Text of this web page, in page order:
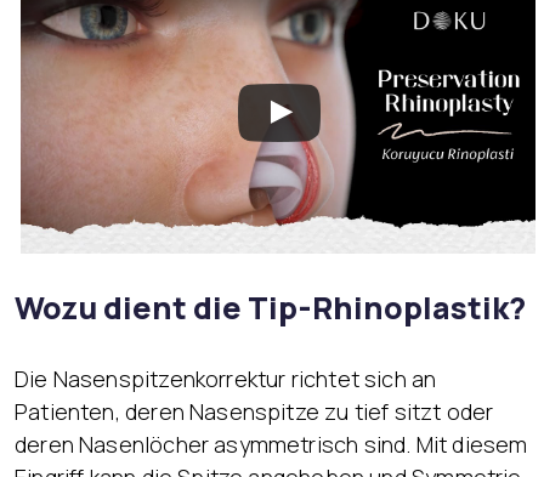
Wozu dient die Tip-Rhinoplastik?
Die Nasenspitzenkorrektur richtet sich an
Patienten, deren Nasenspitze zu tief sitzt oder
deren Nasenlöcher asymmetrisch sind. Mit diesem